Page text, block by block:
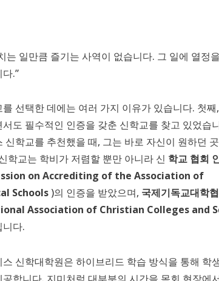
는 일만큼 즐기는 사역이 없습니다. 그 일에 열정
.”
선택한 데에는 여러 가지 이유가 있습니다. 첫째
도 필수적인 인증을 갖춘 신학교를 찾고 있었습
신학교를 추천했을 때, 그는 바로 자신이 원하던
학교는 학비가 저렴할 뿐만 아니라 신 학교 협회
on Accrediting of the Association of
Schools)의 인증을 받았으며, 국제기독교대학
Association of Christian Colleges and
니다.
신학대학원은 하이브리드 학습 방식을 통해 학